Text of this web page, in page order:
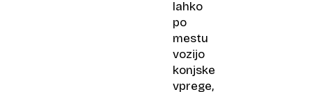
lahko
po
mestu
vozijo
konjske
vprege,